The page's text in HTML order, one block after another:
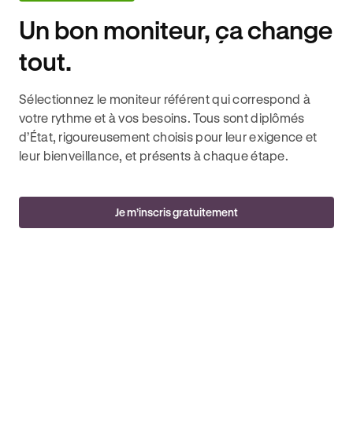
Un bon moniteur, ça change
tout.
Sélectionnez le moniteur référent qui correspond à
votre rythme et à vos besoins. Tous sont diplômés
d’État, rigoureusement choisis pour leur exigence et
leur bienveillance, et présents à chaque étape.
Je m’inscris gratuitement